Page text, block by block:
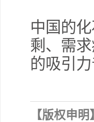
中国的
剩、需
的吸引力
【版权申明